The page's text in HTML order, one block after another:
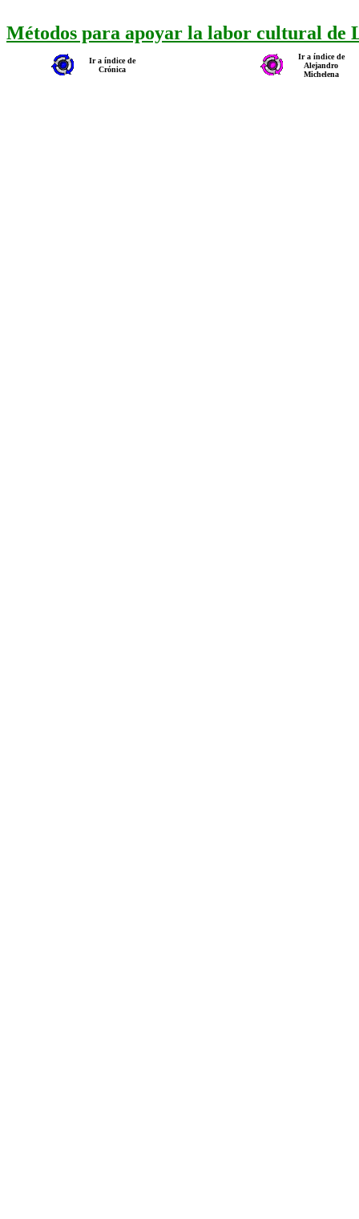
Métodos para apoyar la labor cultural de
Ir a índice de
Crónica
Ir a índice de
Alejandro
Michelena